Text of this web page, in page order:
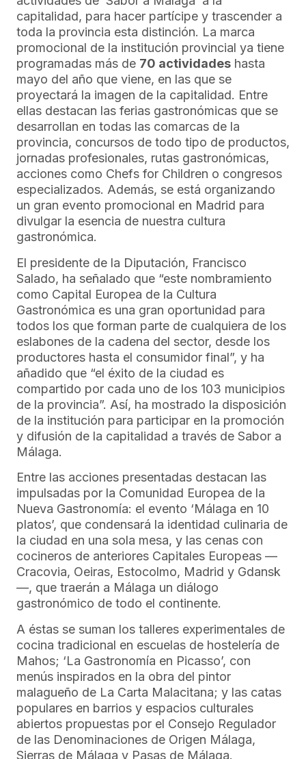
capitalidad, para hacer partícipe y trascender a
toda la provincia esta distinción. La marca
promocional de la institución provincial ya tiene
programadas más de 70 actividades hasta
mayo del año que viene, en las que se
proyectará la imagen de la capitalidad. Entre
ellas destacan las ferias gastronómicas que se
desarrollan en todas las comarcas de la
provincia, concursos de todo tipo de productos,
jornadas profesionales, rutas gastronómicas,
acciones como Chefs for Children o congresos
especializados. Además, se está organizando
un gran evento promocional en Madrid para
divulgar la esencia de nuestra cultura
gastronómica.
El presidente de la Diputación, Francisco
Salado, ha señalado que “este nombramiento
como Capital Europea de la Cultura
Gastronómica es una gran oportunidad para
todos los que forman parte de cualquiera de los
eslabones de la cadena del sector, desde los
productores hasta el consumidor final”, y ha
añadido que “el éxito de la ciudad es
compartido por cada uno de los 103 municipios
de la provincia”. Así, ha mostrado la disposición
de la institución para participar en la promoción
y difusión de la capitalidad a través de Sabor a
Málaga.
Entre las acciones presentadas destacan las
impulsadas por la Comunidad Europea de la
Nueva Gastronomía: el evento ‘Málaga en 10
platos’, que condensará la identidad culinaria de
la ciudad en una sola mesa, y las cenas con
cocineros de anteriores Capitales Europeas —
Cracovia, Oeiras, Estocolmo, Madrid y Gdansk
—, que traerán a Málaga un diálogo
gastronómico de todo el continente.
A éstas se suman los talleres experimentales de
cocina tradicional en escuelas de hostelería de
Mahos; ‘La Gastronomía en Picasso’, con
menús inspirados en la obra del pintor
malagueño de La Carta Malacitana; y las catas
populares en barrios y espacios culturales
abiertos propuestas por el Consejo Regulador
de las Denominaciones de Origen Málaga,
Sierras de Málaga y Pasas de Málaga.